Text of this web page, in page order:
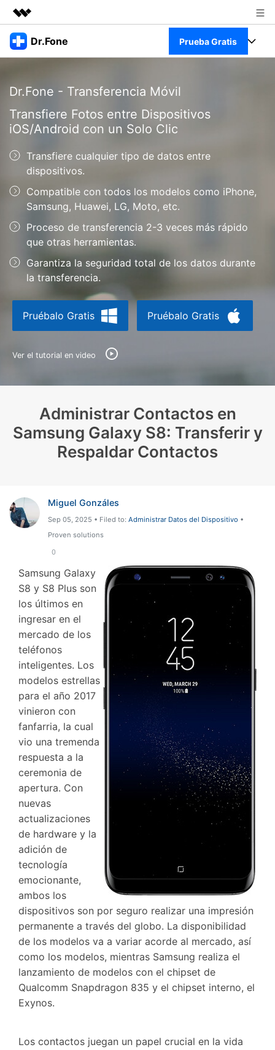
Productos destacados
Resumen
Soluciones
Sala de prensa
Tienda
Dr.Fone Prueba Gratis
Productos
Para PC
Para Celular
Herramientas Online
Más
Descubre lo mejor de Dr.Fone
Guías
Soporte
Transferencia de Datos
Gestor de Datos
Reparación de Móviles
Encuentra Más Soluciones
Desbloqueo FRP en Android 16
Iniciar sesión
Dr.Fone - Transferencia Móvil
Transfiere Fotos entre Dispositivos
iOS/Android con un Solo Clic
Transfiere cualquier tipo de datos entre
dispositivos.
Compatible con todos los modelos como iPhone,
Samsung, Huawei, LG, Moto, etc.
Proceso de transferencia 2-3 veces más rápido
que otras herramientas.
Garantiza la seguridad total de los datos durante
la transferencia.
Pruébalo Gratis Pruébalo Gratis
Ver el tutorial en video
Administrar Contactos en
Samsung Galaxy S8: Transferir y
Respaldar Contactos
Miguel Gonzáles
Sep 05, 2025 • Filed to: Administrar Datos del Dispositivo •
Proven solutions
0
Samsung Galaxy
S8 y S8 Plus son
los últimos en
ingresar en el
mercado de los
teléfonos
inteligentes. Los
modelos estrellas
para el año 2017
vinieron con
fanfarria, la cual
vio una tremenda
respuesta a la
ceremonia de
apertura. Con
nuevas
actualizaciones
de hardware y la
adición de
tecnología
emocionante,
ambos los
dispositivos son por seguro realizar una impresión
permanente a través del globo. La disponibilidad
de los modelos va a variar acorde al mercado, así
como los modelos, mientras Samsung realiza el
lanzamiento de modelos con el chipset de
Qualcomm Snapdragon 835 y el chipset interno, el
Exynos.
Los contactos juegan un papel crucial en la vida